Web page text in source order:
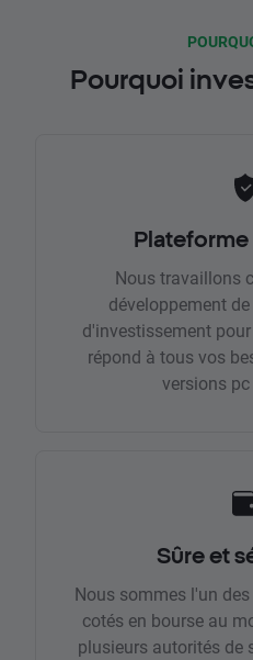
Pourquoi
Nous travaillons
développement
d'investissement
répond à tous vos
versions
Sûre et
Nous sommes l'un
cotés en bourse au
plusieurs autorités de